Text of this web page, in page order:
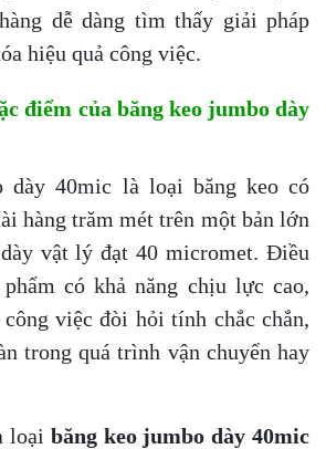
dễ dàng tìm thấy giải pháp
hiệu quả công việc.
điểm của băng keo jumbo dày
dày 40mic là loại băng keo có
hàng trăm mét trên một bản lớn
vật lý đạt 40 micromet. Điều
có khả năng chịu lực cao,
việc đòi hỏi tính chắc chắn,
trong quá trình vận chuyển hay
loại băng keo jumbo dày 40mic